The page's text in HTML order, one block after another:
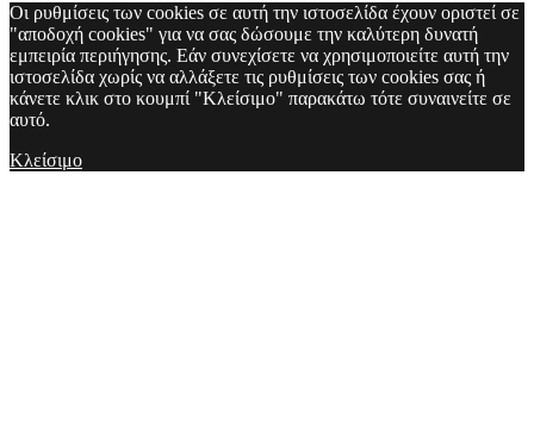
Οι ρυθμίσεις των cookies σε αυτή την ιστοσελίδα έχουν οριστεί σε
"αποδοχή cookies" για να σας δώσουμε την καλύτερη δυνατή
εμπειρία περιήγησης. Εάν συνεχίσετε να χρησιμοποιείτε αυτή την
ιστοσελίδα χωρίς να αλλάξετε τις ρυθμίσεις των cookies σας ή
κάνετε κλικ στο κουμπί "Κλείσιμο" παρακάτω τότε συναινείτε σε
αυτό.
Κλείσιμο